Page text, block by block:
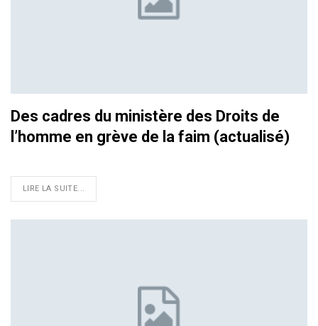
Des cadres du ministère des Droits de
l’homme en grève de la faim (actualisé)
LIRE LA SUITE...